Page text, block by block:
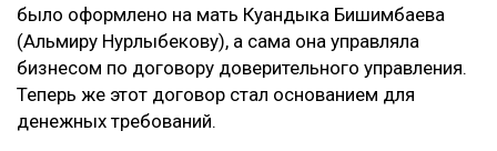
было оформлено на мать Куандыка Бишимбаева
(Альмиру Нурлыбекову), а сама она управляла
бизнесом по договору доверительного управления.
Теперь же этот договор стал основанием для
денежных требований.